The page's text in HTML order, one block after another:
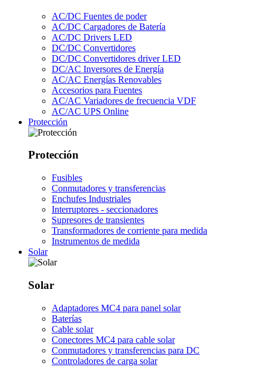
AC/DC Fuentes de poder
AC/DC Cargadores de Batería
AC/DC Drivers LED
DC/DC Convertidores
DC/DC Convertidores driver LED
DC/AC Inversores de Energía
AC/AC Energías Renovables
Accesorios para Fuentes
AC/AC Variadores de frecuencia VDF
AC/AC UPS Online
Protección
Protección
Fusibles
Conmutadores y transferencias
Enchufes Industriales
Interruptores - seccionadores
Supresores de transientes
Transformadores de corriente para medida
Instrumentos de medida
Solar
Solar
Adaptadores MC4 para panel solar
Baterías
Cable solar
Conectores MC4 para cable solar
Conmutadores y transferencias para DC
Controladores de carga solar